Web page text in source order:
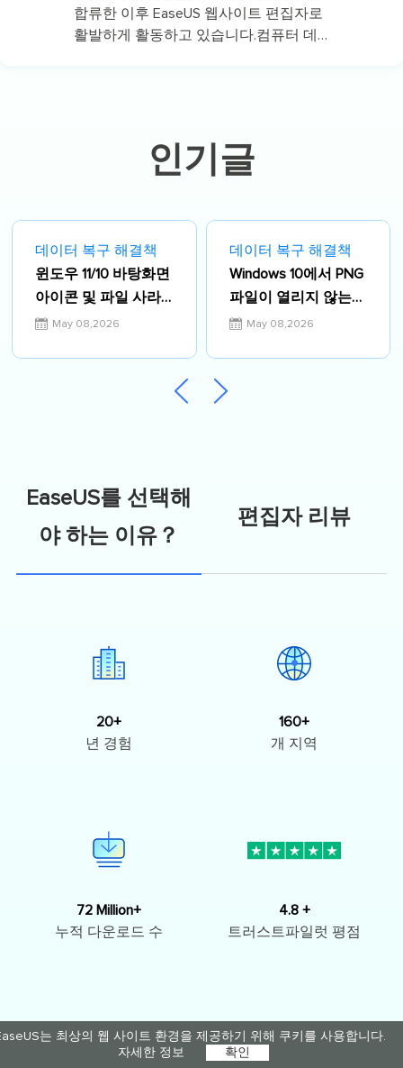
는 최상의 웹 사이트 환경을 제공하기 위해 쿠키를 사용합니다.
자세한 정보
확인
합류한 이후 EaseUS 웹사이트 편집자로
활발하게 활동하고 있습니다.컴퓨터 데
인기글
데이터 복구 해결책
윈도우 11/10 바탕화면
아이콘 및 파일 사라
짐 문제 해결을 위한 8
May 08,2026
데이터 복구 해결책
Windows 10에서 PNG
파일이 열리지 않는
오류 해결하기
May 08,2026
EaseUS를 선택해
야 하는 이유？
편집자 리뷰
20+
년 경험
160+
개 지역
72 Million+
누적 다운로드 수
4.8 +
트러스트파일럿 평점